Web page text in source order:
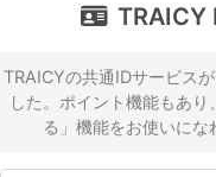
TRAICY
TRAICYの共通IDサービス
した。ポイント機能もあり
る」機能をお使いにな